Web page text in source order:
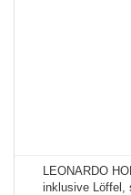
LEONARDO
inklusive Löffel,